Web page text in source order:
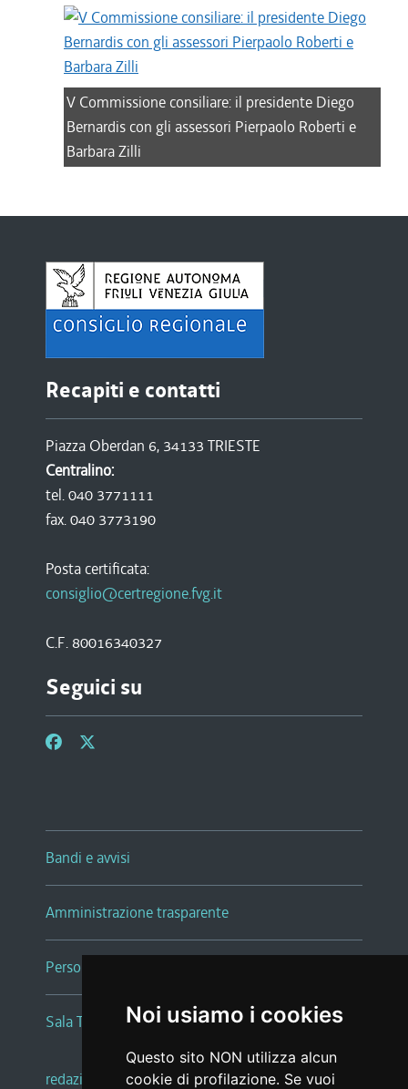
Noi usiamo i cookies
Questo sito NON utilizza alcun
cookie di profilazione. Se vuoi
V Commissione consiliare: il presidente Diego
Bernardis con gli assessori Pierpaolo Roberti e
Barbara Zilli
Recapiti e contatti
Piazza Oberdan 6, 34133 TRIESTE
Centralino:
tel. 040 3771111
fax. 040 3773190
Posta certificata:
consiglio@certregione.fvg.it
C.F. 80016340327
Seguici su
Bandi e avvisi
Amministrazione trasparente
Persone e Uffici
Sala Tiziano Tessitori
redazione web |note legali |glossario